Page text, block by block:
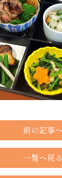
前の記事へ
一覧へ戻る